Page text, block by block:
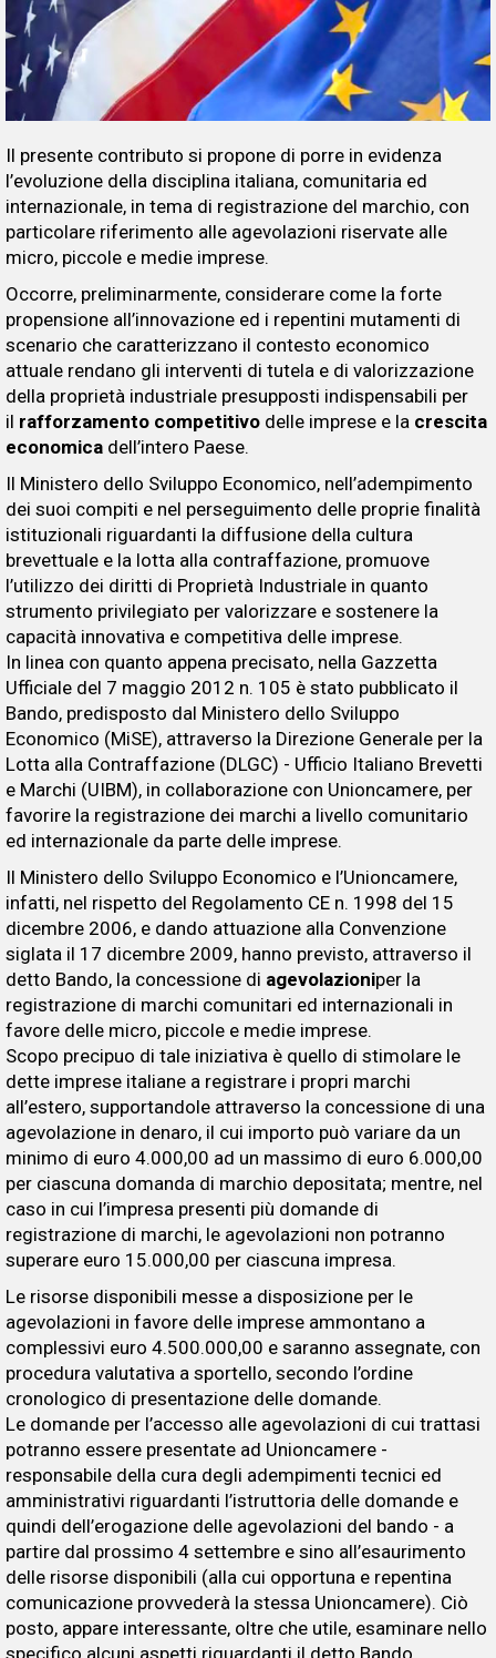
Il presente contributo si propone di porre in evidenza
l’evoluzione della disciplina italiana, comunitaria ed
internazionale, in tema di registrazione del marchio, con
particolare riferimento alle agevolazioni riservate alle
micro, piccole e medie imprese.
Occorre, preliminarmente, considerare come la forte
propensione all’innovazione ed i repentini mutamenti di
scenario che caratterizzano il contesto economico
attuale rendano gli interventi di tutela e di valorizzazione
della proprietà industriale presupposti indispensabili per
il rafforzamento competitivo delle imprese e la crescita
economica dell’intero Paese.
Il Ministero dello Sviluppo Economico, nell’adempimento
dei suoi compiti e nel perseguimento delle proprie finalità
istituzionali riguardanti la diffusione della cultura
brevettuale e la lotta alla contraffazione, promuove
l’utilizzo dei diritti di Proprietà Industriale in quanto
strumento privilegiato per valorizzare e sostenere la
capacità innovativa e competitiva delle imprese.
In linea con quanto appena precisato, nella Gazzetta
Ufficiale del 7 maggio 2012 n. 105 è stato pubblicato il
Bando, predisposto dal Ministero dello Sviluppo
Economico (MiSE), attraverso la Direzione Generale per la
Lotta alla Contraffazione (DLGC) - Ufficio Italiano Brevetti
e Marchi (UIBM), in collaborazione con Unioncamere, per
favorire la registrazione dei marchi a livello comunitario
ed internazionale da parte delle imprese.
Il Ministero dello Sviluppo Economico e l’Unioncamere,
infatti, nel rispetto del Regolamento CE n. 1998 del 15
dicembre 2006, e dando attuazione alla Convenzione
siglata il 17 dicembre 2009, hanno previsto, attraverso il
detto Bando, la concessione di agevolazioniper la
registrazione di marchi comunitari ed internazionali in
favore delle micro, piccole e medie imprese.
Scopo precipuo di tale iniziativa è quello di stimolare le
dette imprese italiane a registrare i propri marchi
all’estero, supportandole attraverso la concessione di una
agevolazione in denaro, il cui importo può variare da un
minimo di euro 4.000,00 ad un massimo di euro 6.000,00
per ciascuna domanda di marchio depositata; mentre, nel
caso in cui l’impresa presenti più domande di
registrazione di marchi, le agevolazioni non potranno
superare euro 15.000,00 per ciascuna impresa.
Le risorse disponibili messe a disposizione per le
agevolazioni in favore delle imprese ammontano a
complessivi euro 4.500.000,00 e saranno assegnate, con
procedura valutativa a sportello, secondo l’ordine
cronologico di presentazione delle domande.
Le domande per l’accesso alle agevolazioni di cui trattasi
potranno essere presentate ad Unioncamere -
responsabile della cura degli adempimenti tecnici ed
amministrativi riguardanti l’istruttoria delle domande e
quindi dell’erogazione delle agevolazioni del bando - a
partire dal prossimo 4 settembre e sino all’esaurimento
delle risorse disponibili (alla cui opportuna e repentina
comunicazione provvederà la stessa Unioncamere). Ciò
posto, appare interessante, oltre che utile, esaminare nello
specifico alcuni aspetti riguardanti il detto Bando.